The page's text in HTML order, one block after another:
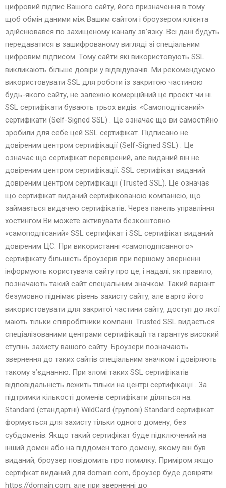
цифровий підпис Вашого сайту, його призначення в тому
щоб обмін даними між Вашим сайтом і броузером клієнта
здійснювався по захищеному каналу зв’язку. Всі дані будуть
передаватися в зашифрованому вигляді зі спеціальним
цифровим підписом. Тому сайти які використовують SSL
викликають більше довіри у відвідувачів. Ми рекомендуємо
використовувати SSL для роботи із закритою частиною
будь-якого сайту, не залежно комерційний це проект чи ні.
SSL сертифікати бувають трьох видів: «Самоподпісаний»
сертифікати (Self-Signed SSL) . Це означає що ви самостійно
зробили для себе цей SSL сертифікат. Підписано не
довіреним центром сертифікації (Self-Signed SSL) . Це
означає що сертифікат перевірений, але виданий він не
довіреним центром сертифікації. SSL сертифікат виданий
довіреним центром сертифікації (Trusted SSL). Це означає
що сертифікат виданий сертифікованою компанією, що
займається видачею сертифікатів. Через панель управління
хостингом Ви можете активувати безкоштовно
«самоподпісаний» SSL сертифікат і SSL сертифікат виданий
довіреним ЦС. При використанні «самоподпісанного»
сертифікату більшість броузерів при першому зверненні
інформують користувача сайту про це, і надалі, як правило,
позначають такий сайт спеціальним значком. Такий варіант
безумовно піднімає рівень захисту сайту, але варто його
використовувати для закритої частини сайту, доступ до якої
мають тільки співробітники компанії. Trusted SSL видається
спеціалізованими центрами сертифікації та гарантує високий
ступінь захисту вашого сайту. Броузери позначають
звернення до таких сайтів спеціальним значком і довіряють
такому з’єднанню. При зломі таких SSL сертифікатів
відповідальність лежить тільки на центрі сертифікації . За
підтримки кількості доменів сертифікати діляться на:
Standard (стандартні) WildCard (групові) Standard сертифікат
формується для захисту тільки одного домену, без
субдоменів. Якщо такий сертифікат буде підключений на
інший домен або на піддомен того домену, якому він був
виданий, броузер повідомить про помилку. Приміром якщо
сертіфкат виданий для domain.com, броузер буде довіряти
https://domain.com, але при зверненні до